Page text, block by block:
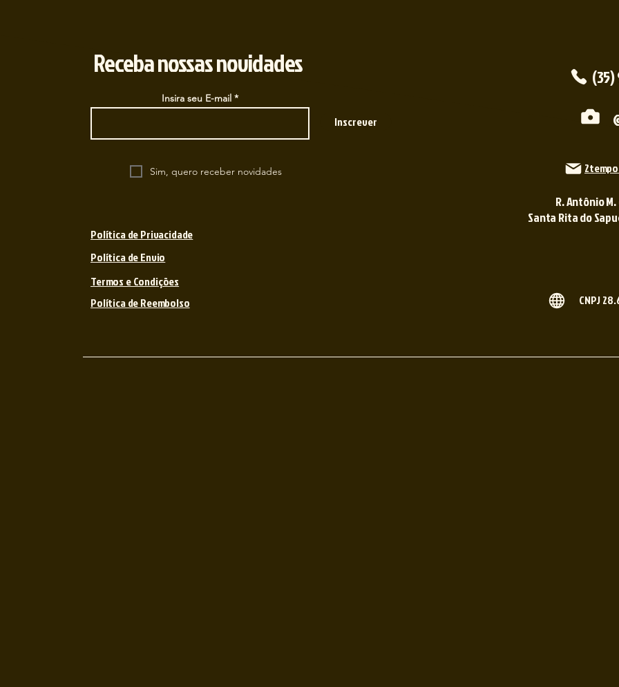
Receba nossas novidades
Insira seu E-mail
Inscrever
Sim, quero receber novidades
Política de Privacidade
Política de Envio
Termos e Condições
Política de Reembolso
R. Antônio
Santa Rita do
CNPJ